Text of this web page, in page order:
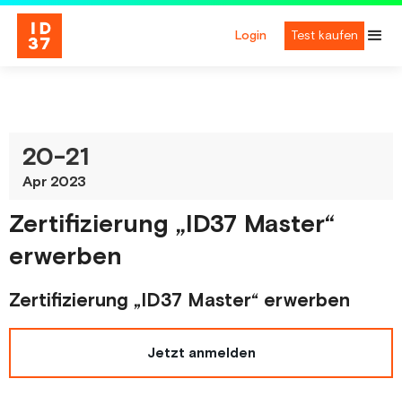
Login Test kaufen
20-21
Apr 2023
Zertifizierung „ID37 Master“
erwerben
Zertifizierung „ID37 Master“ erwerben
Jetzt anmelden